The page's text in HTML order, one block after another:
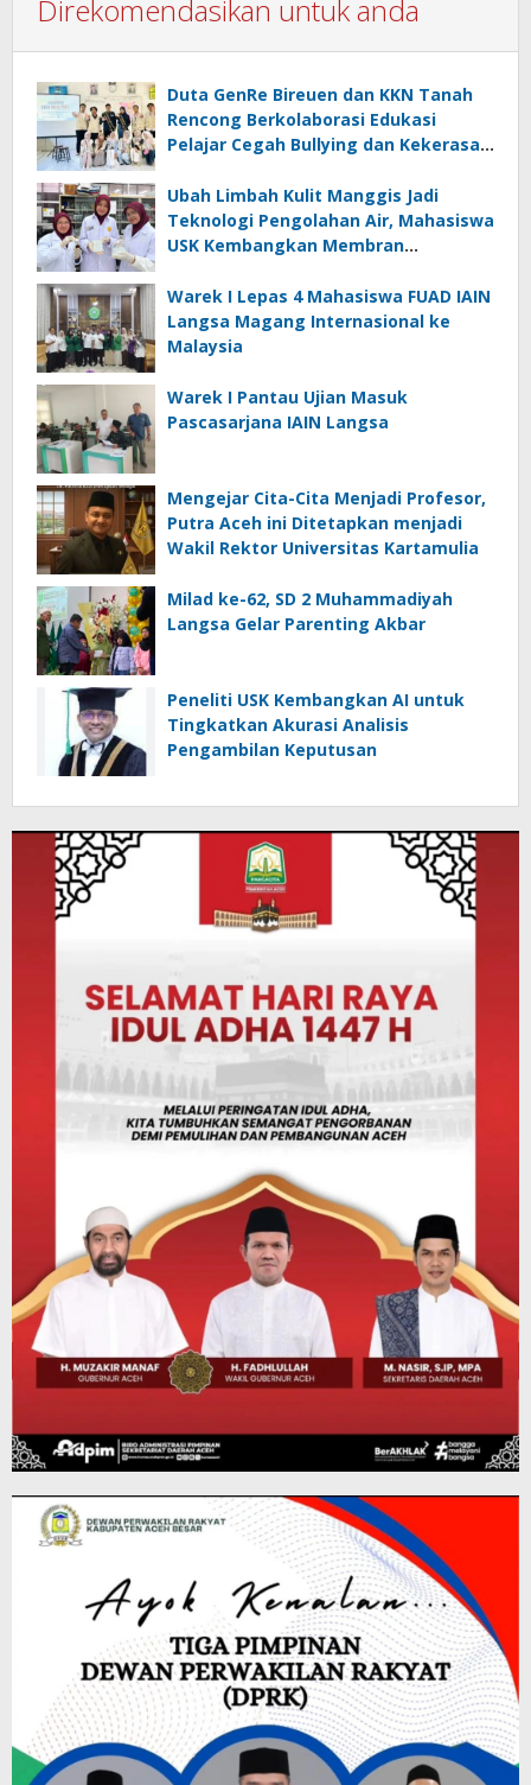
Direkomendasikan untuk anda
Duta GenRe Bireuen dan KKN Tanah
Rencong Berkolaborasi Edukasi
Pelajar Cegah Bullying dan Kekerasan
Ubah Limbah Kulit Manggis Jadi
Teknologi Pengolahan Air, Mahasiswa
USK Kembangkan Membran
Warek I Lepas 4 Mahasiswa FUAD IAIN
Langsa Magang Internasional ke
Malaysia
Warek I Pantau Ujian Masuk
Pascasarjana IAIN Langsa
Mengejar Cita-Cita Menjadi Profesor,
Putra Aceh ini Ditetapkan menjadi
Wakil Rektor Universitas Kartamulia
Milad ke-62, SD 2 Muhammadiyah
Langsa Gelar Parenting Akbar
Peneliti USK Kembangkan AI untuk
Tingkatkan Akurasi Analisis
Pengambilan Keputusan